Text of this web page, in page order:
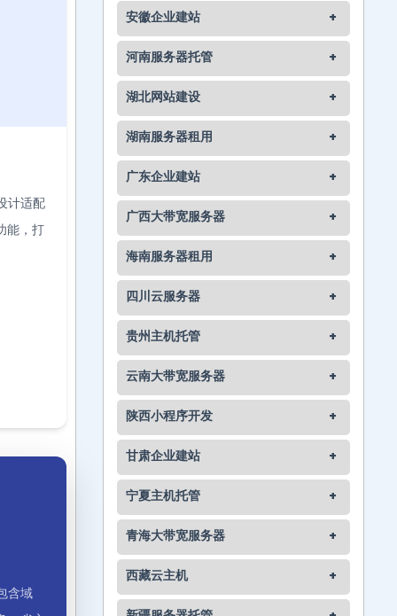
计适配
能，打
含域
安徽企业建站 +
河南服务器托管 +
湖北网站建设 +
湖南服务器租用 +
广东企业建站 +
广西大带宽服务器 +
海南服务器租用 +
四川云服务器 +
贵州主机托管 +
云南大带宽服务器 +
陕西小程序开发 +
甘肃企业建站 +
宁夏主机托管 +
青海大带宽服务器 +
西藏云主机 +